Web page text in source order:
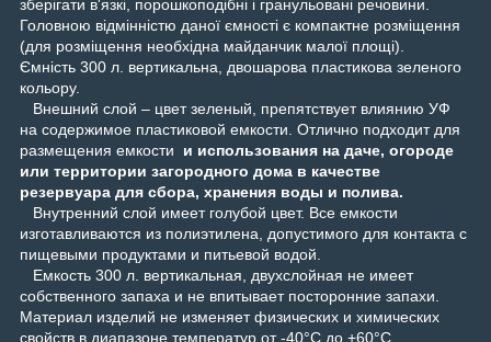
зберігати в'язкі, порошкоподібні і гранульовані речовини.
Головною відмінністю даної ємності є компактне розміщення
(для розміщення необхідна майданчик малої площі).
Ємність 300 л. вертикальна, двошарова пластикова зеленого
кольору.
Внешний слой – цвет зеленый, препятствует влиянию УФ
на содержимое пластиковой емкости. Отлично подходит для
размещения емкости
и использования на даче, огороде
или территории загородного дома в качестве
резервуара для сбора, хранения воды и полива.
Внутренний слой имеет голубой цвет. Все емкости
изготавливаются из полиэтилена, допустимого для контакта с
пищевыми продуктами и питьевой водой.
Емкость 300 л. вертикальная, двухслойная не имеет
собственного запаха и не впитывает посторонние запахи.
Материал изделий не изменяет физических и химических
свойств в диапазоне температур от -40°C до +60°С.